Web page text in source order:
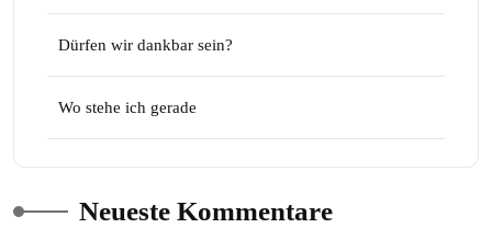
Dürfen wir dankbar sein?
Wo stehe ich gerade
Neueste Kommentare